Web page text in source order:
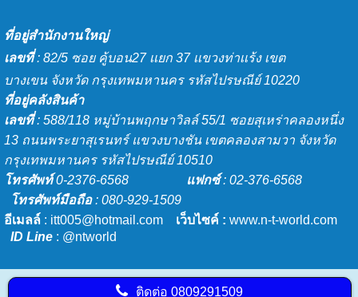
ที่อยู่สำนักงานใหญ่
เลขที่: 82/5 ซอย คู้บอน27 เเยก 37 เเขวงท่าเเร้ง เขต
บางเขน จังหวัด กรุงเทพมหานคร รหัสไปรษณีย์ 10220
ที่อยู่คลังสินค้า
เลขที่: 588/118 หมู่บ้านพฤกษาวิลล์ 55/1 ซอยสุเหร่าคลองหนึ่ง
13 ถนนพระยาสุเรนทร์ แขวงบางชัน เขตคลองสามวา จังหวัด
กรุงเทพมหานคร รหัสไปรษณีย์ 10510
โทรศัพท์0-2376-6568 แฟกซ์: 02-376-6568
โทรศัพท์มือถือ: 080-929-1509
อีเมลล์ : itt005@hotmail.com เว็บไซค์ : www.n-t-world.com
ID Line : @ntworld
ติดต่อ0809291509